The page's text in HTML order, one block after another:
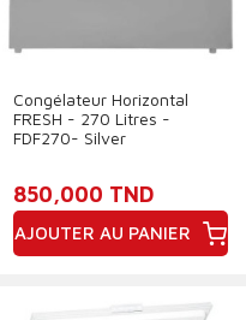
Congélateur Horizontal
FRESH - 270 Litres -
FDF270- Silver
850,000 TND
AJOUTER AU PANIER